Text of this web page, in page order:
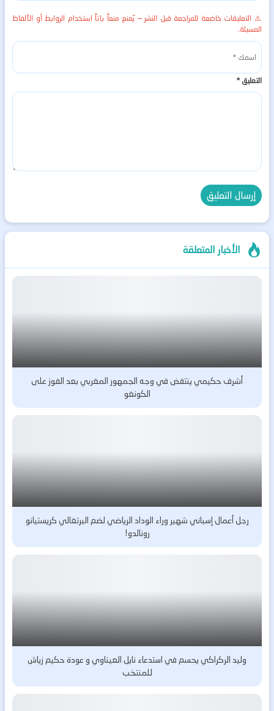
⚠️ التعليقات خاضعة للمراجعة قبل النشر — يُمنع منعاً باتاً استخدام الروابط أو الألفاظ
المسيئة.
التعليق*
الأخبار المتعلقة
أشرف حكيمي ينتفض في وجه الجمهور المغربي بعد الفوز على
الكونغو
رجل أعمال إسباني شهير وراء الوداد الرياضي لضم البرتغالي كريستيانو
رونالدو!
وليد الركراكي يحسم في استدعاء نايل العيناوي و عودة حكيم زياش
للمنتخب